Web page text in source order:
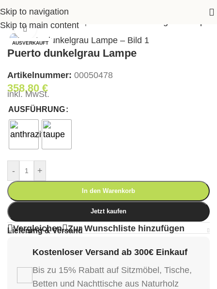
Skip to navigation
Skip to main content
>Outdoor‑Lampen
AUSVERKAUFT
Klick zum Vergrößern
Puerto dunkelgrau Lampe
Artikelnummer: 00050478
358,80€
inkl. MwSt.
AUSFÜHRUNG
- +
In den Warenkorb
Jetzt kaufen
Vergleichen Zur Wunschliste hinzufügen
Lieferung & Versand
Kostenloser Versand ab 300€ Einkauf
Bis zu 15% Rabatt auf Sitzmöbel, Tische,
Betten und Nachttische aus Naturholz